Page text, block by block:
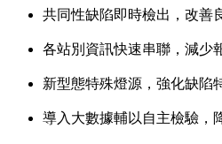
共同性缺陷即時檢出，改善
各站別資訊快速串聯，減少
新型態特殊燈源，強化缺陷
導入大數據輔以自主檢驗，